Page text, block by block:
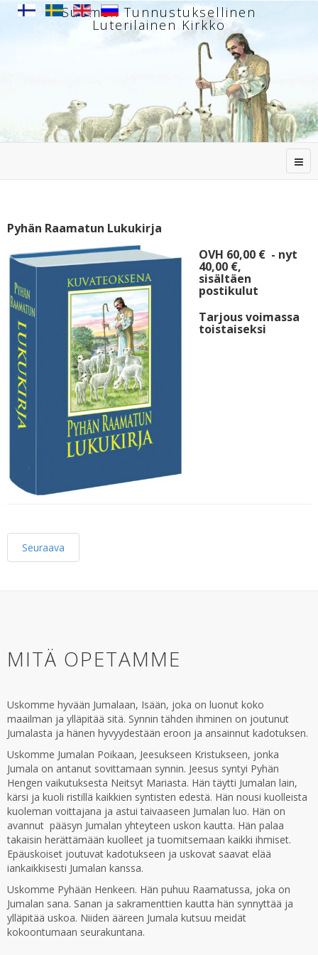
Suomen Tunnustuksellinen
Luterilainen Kirkko
Pyhän Raamatun Lukukirja
OVH 60,00 € - nyt
40,00 €,
sisältäen
postikulut
Tarjous voimassa
toistaiseksi
Seuraava
MITÄ OPETAMME
Uskomme hyvään Jumalaan, Isään, joka on luonut koko
maailman ja ylläpitää sitä. Synnin tähden ihminen on joutunut
Jumalasta ja hänen hyvyydestään eroon ja ansainnut kadotuksen.
Uskomme Jumalan Poikaan, Jeesukseen Kristukseen, jonka
Jumala on antanut sovittamaan synnin. Jeesus syntyi Pyhän
Hengen vaikutuksesta Neitsyt Mariasta. Hän täytti Jumalan lain,
kärsi ja kuoli ristillä kaikkien syntisten edestä. Hän nousi kuolleista
kuoleman voittajana ja astui taivaaseen Jumalan luo. Hän on
avannut pääsyn Jumalan yhteyteen uskon kautta. Hän palaa
takaisin herättämään kuolleet ja tuomitsemaan kaikki ihmiset.
Epäuskoiset joutuvat kadotukseen ja uskovat saavat elää
iankaikkisesti Jumalan kanssa.
Uskomme Pyhään Henkeen. Hän puhuu Raamatussa, joka on
Jumalan sana. Sanan ja sakramenttien kautta hän synnyttää ja
ylläpitää uskoa. Niiden ääreen Jumala kutsuu meidät
kokoontumaan seurakuntana.